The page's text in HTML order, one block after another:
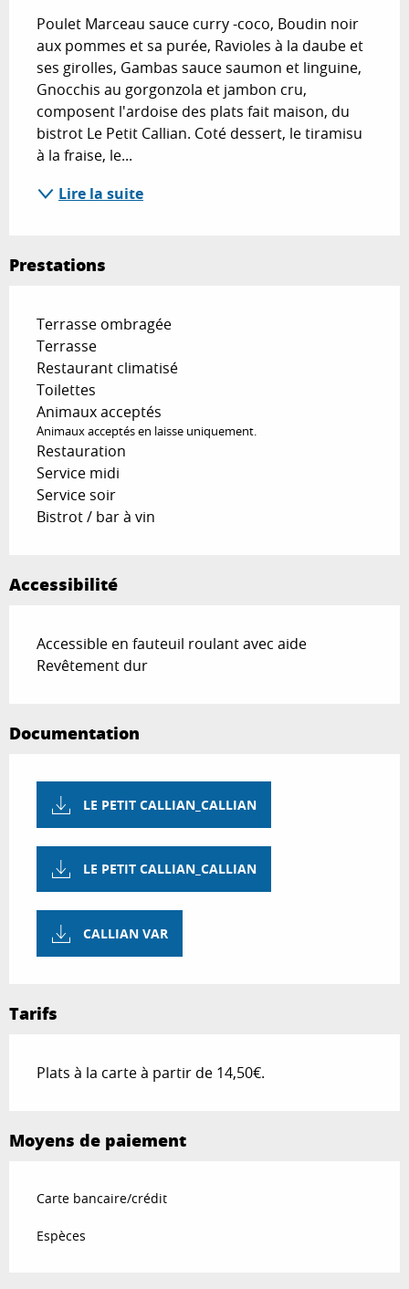
Poulet Marceau sauce curry -coco, Boudin noir
aux pommes et sa purée, Ravioles à la daube et
ses girolles, Gambas sauce saumon et linguine,
Gnocchis au gorgonzola et jambon cru,
composent l'ardoise des plats fait maison, du
bistrot Le Petit Callian. Coté dessert, le tiramisu
à la fraise, le...
Lire la suite
Prestations
Terrasse ombragée
Terrasse
Restaurant climatisé
Toilettes
Animaux acceptés
Animaux acceptés en laisse uniquement.
Restauration
Service midi
Service soir
Bistrot / bar à vin
Accessibilité
Accessible en fauteuil roulant avec aide
Revêtement dur
Documentation
LE PETIT CALLIAN_CALLIAN
LE PETIT CALLIAN_CALLIAN
CALLIAN VAR
Tarifs
Plats à la carte à partir de 14,50€.
Moyens de paiement
Carte bancaire/crédit
Espèces